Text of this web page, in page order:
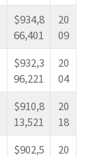
$934,8
66,401
20
09
$932,3
96,221
20
04
$910,8
13,521
20
18
$902,5
20